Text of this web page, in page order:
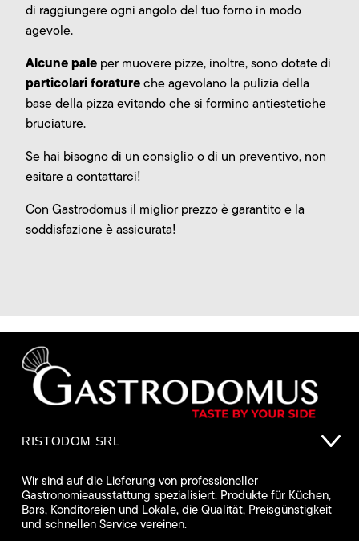
di raggiungere ogni angolo del tuo forno in modo
agevole.
Alcune pale per muovere pizze, inoltre, sono dotate di
particolari foratureche agevolano la pulizia della
base della pizza evitando che si formino antiestetiche
bruciature.
Se hai bisogno di un consiglio o di un preventivo, non
esitare a contattarci!
Con Gastrodomus il miglior prezzo è garantito e la
soddisfazione è assicurata!
RISTODOM SRL
Wir sind auf die Lieferung von professioneller
Gastronomieausstattung spezialisiert. Produkte für Küchen,
Bars, Konditoreien und Lokale, die Qualität, Preisgünstigkeit
und schnellen Service vereinen.